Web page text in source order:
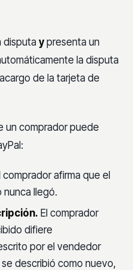
disputa ypresenta un
la disputa
de la tarjeta de
un comprador puede
comprador afirma que el
llegó.
El comprador
difiere
por el vendedor
describió como nuevo,